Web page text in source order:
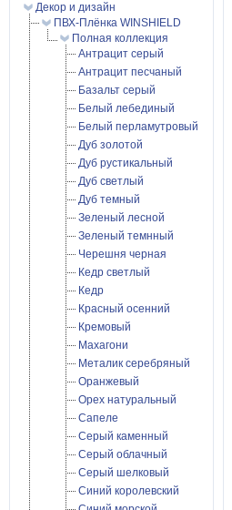
Декор и дизайн
ПВХ-Плёнка WINSHIELD
Полная коллекция
Антрацит серый
Антрацит песчаный
Базальт серый
Белый лебединый
Белый перламутровый
Дуб золотой
Дуб рустикальный
Дуб светлый
Дуб темный
Зеленый лесной
Зеленый темнный
Черешня черная
Кедр светлый
Кедр
Красный осенний
Кремовый
Махагони
Металик серебряный
Оранжевый
Орех натуральный
Сапеле
Серый каменный
Серый облачный
Серый шелковый
Синий королевский